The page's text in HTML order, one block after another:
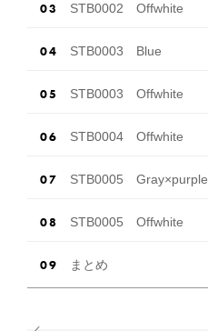
STB0002 Offwhite
STB0003 Blue
STB0003 Offwhite
STB0004 Offwhite
STB0005 Gray×purple
STB0005 Offwhite
まとめ